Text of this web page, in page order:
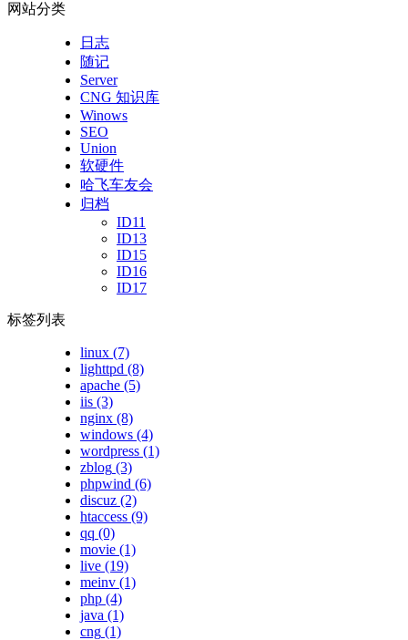
网站分类
日志
随记
Server
CNG 知识库
Winows
SEO
Union
软硬件
哈飞车友会
归档
ID11
ID13
ID15
ID16
ID17
标签列表
linux (7)
lighttpd (8)
apache (5)
iis (3)
nginx (8)
windows (4)
wordpress (1)
zblog (3)
phpwind (6)
discuz (2)
htaccess (9)
qq (0)
movie (1)
live (19)
meinv (1)
php (4)
java (1)
cng (1)